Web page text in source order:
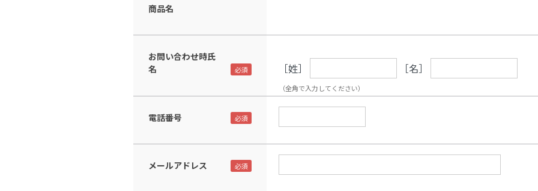
商品名
お問い合わせ時氏
名
［姓］ ［名］
（全角で入力してください）
電話番号
メールアドレス